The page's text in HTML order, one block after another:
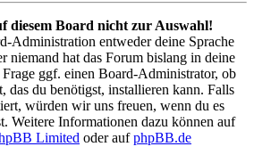
diesem Board nicht zur Auswahl!
Administration entweder deine Sprache
niemand hat das Forum bislang in deine
Frage ggf. einen Board-Administrator, ob
das du benötigst, installieren kann. Falls
würden wir uns freuen, wenn du es
Weitere Informationen dazu können auf
Limited oder aufphpBB.de